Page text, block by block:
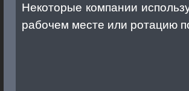
Некоторые компании
рабочем месте или ротацию